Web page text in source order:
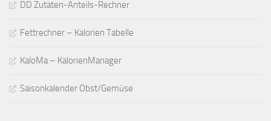
DD Zutaten-Anteils-Rechner
Fettrechner – Kalorien Tabelle
KaloMa – KalorienManager
Saisonkalender Obst/Gemüse